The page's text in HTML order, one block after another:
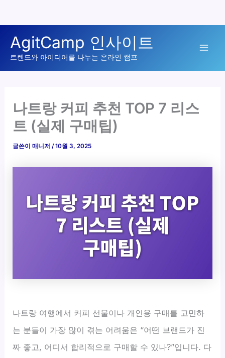
로
AgitCamp 인사이트
트렌드와 아이디어를 나누는 온라인 캠프
나트랑 커피 추천 TOP 7 리스
트 (실제 구매팁)
글쓴이매니저/10월 3, 2025
나트랑 여행에서 커피 선물이나 개인용 구매를 고민하
는 분들이 가장 많이 겪는 어려움은 “어떤 브랜드가 진
짜 좋고, 어디서 합리적으로 구매할 수 있나?”입니다. 다